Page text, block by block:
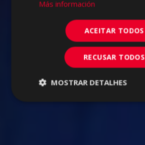
Más información
ACEITAR TODOS
RECUSAR TODOS
MOSTRAR DETALHES